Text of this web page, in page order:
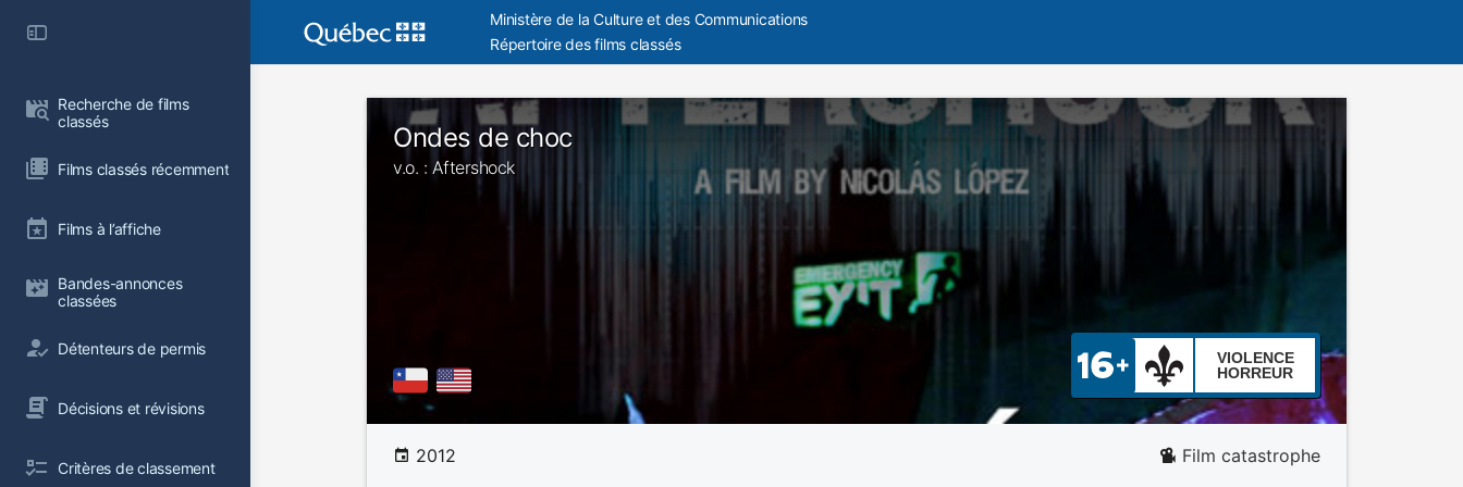
Recherche de films
classés
Films classés récemment
Films à l’affiche
Bandes-annonces
classées
Détenteurs de permis
Décisions et révisions
Critères de classement
Ministère de la Culture et des Communications
Répertoire des films classés
Ondes de choc
v.o. : Aftershock
VIOLENCE
HORREUR
2012 Film catastrophe